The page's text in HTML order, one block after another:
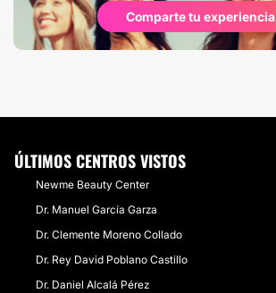
Comparte tu experiencia
ÚLTIMOS CENTROS VISTOS
Newme Beauty Center
Dr. Manuel García Garza
Dr. Clemente Moreno Collado
Dr. Rey David Poblano Castillo
Dr. Daniel Alcalá Pérez